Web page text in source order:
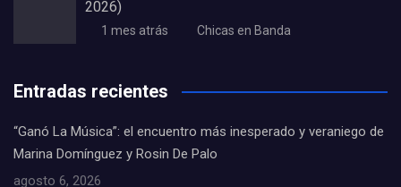
2026)
1 mes atrás Chicas en Banda
Entradas recientes
“Ganó La Música”: el encuentro más inesperado y veraniego de
Marina Domínguez y Rosin De Palo
agosto 6, 2026